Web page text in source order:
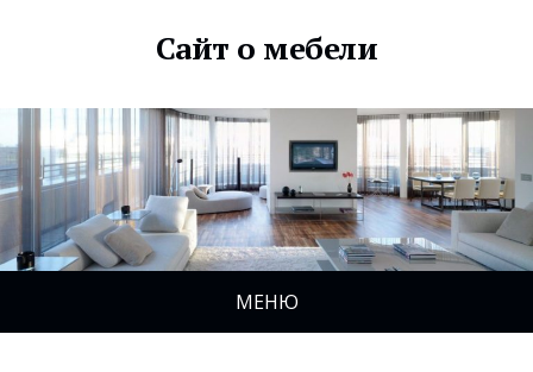
Сайт о мебели
МЕНЮ